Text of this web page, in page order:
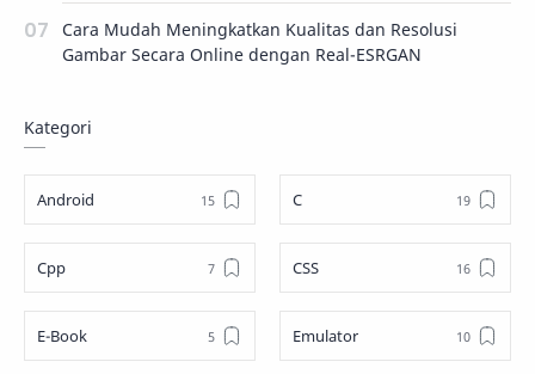
Cara Mudah Meningkatkan Kualitas dan Resolusi
Gambar Secara Online dengan Real-ESRGAN
Kategori
Android C
Cpp CSS
E-Book Emulator